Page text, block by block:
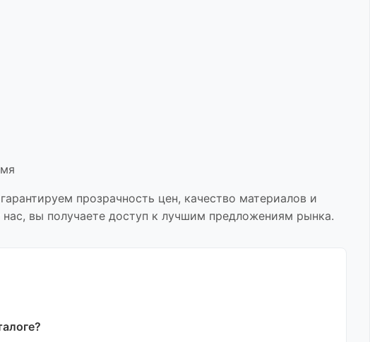
прозрачность цен, качество материалов и
нас, вы получаете доступ к лучшим предложениям рынка.